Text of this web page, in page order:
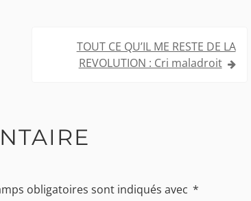
TOUT CE QU’IL ME RESTE DE LA
REVOLUTION : Cri maladroit
obligatoires sont indiqués avec *